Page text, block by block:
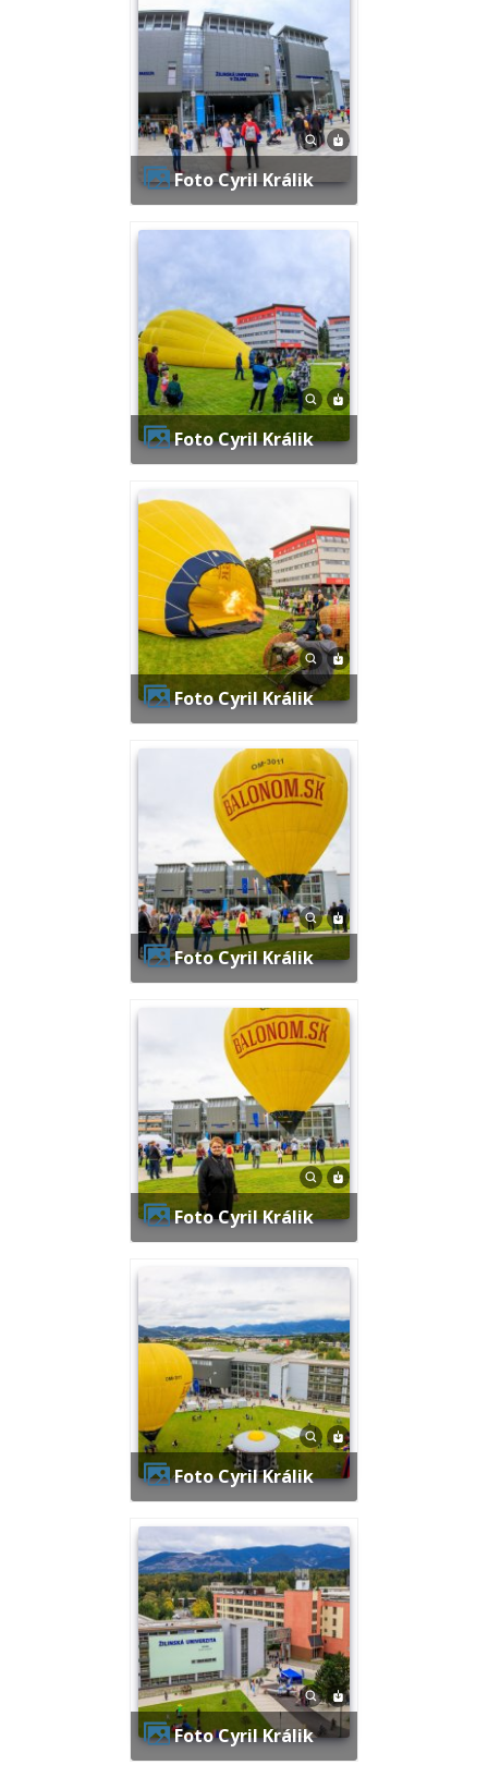
Foto Cyril Králik
Foto Cyril Králik
Foto Cyril Králik
Foto Cyril Králik
Foto Cyril Králik
Foto Cyril Králik
Foto Cyril Králik